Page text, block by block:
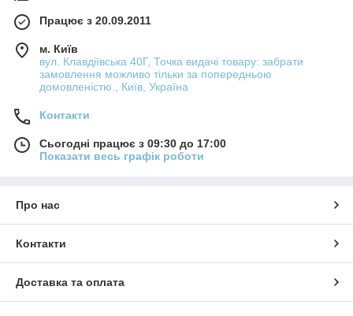
Працює з 20.09.2011
м. Київ
вул. Клавдіївська 40Г, Точка видачі товару: забрати
замовлення можливо тільки за попередньою
домовленістю., Київ, Україна
Контакти
Сьогодні працює з 09:30 до 17:00
Показати весь графік роботи
Про нас
Контакти
Доставка та оплата